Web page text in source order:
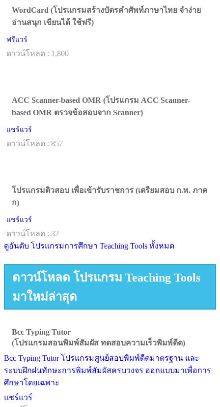
WordCard (โปรแกรมสร้างบัตรคำศัพท์ภาษาไทย จำง่าย
อ่านสนุก เขียนได้ ใช้ฟรี)
ฟรีแวร์
ดาวน์โหลด : 1,800
ACC Scanner-based OMR (โปรแกรม ACC Scanner-
based OMR ตรวจข้อสอบจาก Scanner)
แชร์แวร์
ดาวน์โหลด : 857
โปรแกรมติวสอบ เพื่อเข้ารับราชการ (เตรียมสอบ ก.พ. ภาค
ก)
แชร์แวร์
ดาวน์โหลด : 32
ดูอันดับ โปรแกรมการศึกษา Teaching Tools ทั้งหมด
ดาวน์โหลด โปรแกรม Teaching Tools
มาใหม่ล่าสุด
Bcc Typing Tutor
(โปรแกรมสอนพิมพ์สัมผัส ทดสอบความเร็วพิมพ์ดีด)
Bcc Typing Tutor โปรแกรมศูนย์สอบพิมพ์ดีดมาตรฐาน และ
ระบบฝึกฝนทักษะการพิมพ์สัมผัสครบวงจร ออกแบบมาเพื่อการ
ศึกษาโดยเฉพาะ
แชร์แวร์